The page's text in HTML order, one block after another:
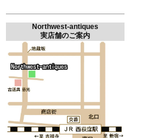
Northwest-antiques
実店舗のご案内